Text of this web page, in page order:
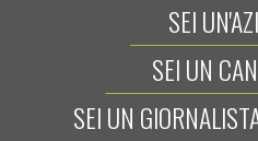
SEI
SEI UN
SEI UN